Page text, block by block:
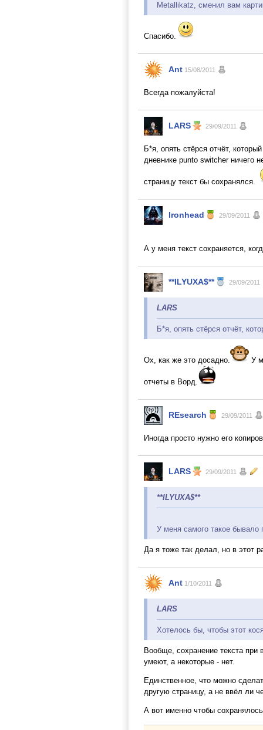
Metallikatz, сменил вам
Спасибо.
Ant 15/08/2011
Всегда пожалуйста!
LARS 29/09/2011
Б*я, опять стёрся отчёт,
дневнике punto switcher ничего
страницу текст бы сохранялся.
Ironhead 29/09/2011
А у меня текст сохраняется,
**ILYUXA$** 29/09/2011
LARS
Б*я, опять стёрся отчёт,
Ох, как же это досадно. У
отчеты в Ворд.
REsearch 29/09/2011
Иногда просто нужно его
LARS 29/09/2011
**ILYUXA$**
У меня самого такое бывало
Да я тоже так делал, но в этот
Ant 1/10/2011
LARS
Хотелось бы, чтобы этот
Вообще, сохранение текста при
умеют, а некоторые - нет.
Единственное, что можно
другую страницу, а не ввёл ли
А вот именно чтобы